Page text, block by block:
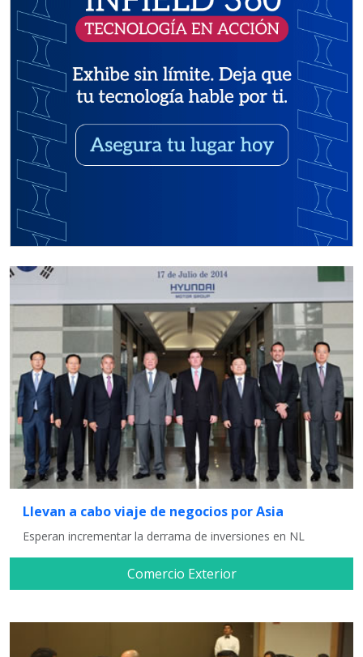
Llevan a cabo viaje de negocios por Asia
Esperan incrementar la derrama de inversiones en NL
Comercio Exterior